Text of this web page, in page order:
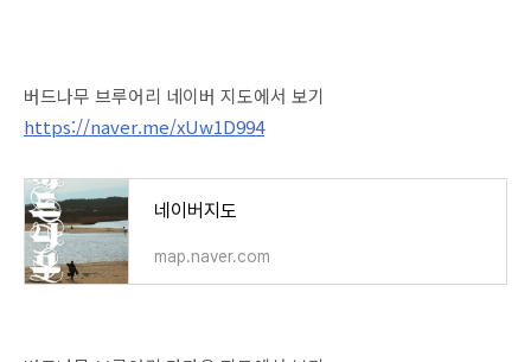
버드나무 브루어리 네이버 지도에서 보기
https://naver.me/xUw1D994
네이버지도
map.naver.com